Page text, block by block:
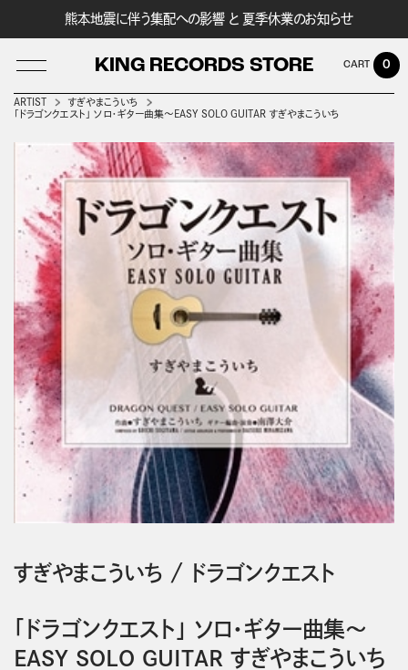
熊本地震に伴う集配への影響 と 夏季休業のお知らせ
KING RECORDS STORE
LOG IN
0
ARTIST
すぎやまこういち
「ドラゴンクエスト」 ソロ・ギター曲集～EASY SOLO GUITAR すぎやまこういち
すぎやまこういち / ドラゴンクエスト
「ドラゴンクエスト」 ソロ・ギター曲集～
EASY SOLO GUITAR すぎやまこういち